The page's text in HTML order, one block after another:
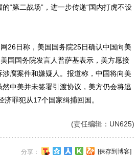
“第二战场”，进一步传递“国内打虎不设
26日称，美国国务院25日确认中国向美
国国务院发言人普萨基表示，美方愿接
腐案件和嫌疑人。报道称，中国将向美
中美并未签署引渡协议，美方仍会将逃
罪犯从17个国家缉捕回国。
(责任编辑：UN625)
分享： [保存到博客]